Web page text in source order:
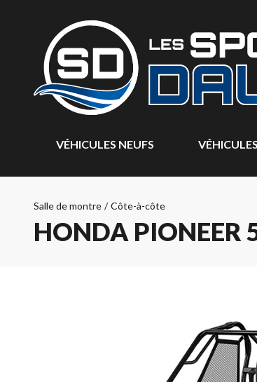
VÉHICULES NEUFS
Salle de montre / Côte-à-côte
HONDA PIONEER